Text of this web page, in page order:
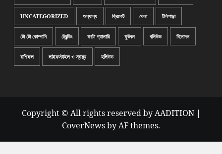
UNCATEGORIZED অন্যান্য ক্রিকেট খেলা টলিপাড়া
টো টো কোম্পানি ট্রেন্ডিং ফটো গ্যালারি ফুটবল বলিউড বিনোদন
রাশিফল লাইফস্টাইল ও স্বাস্থ্য হলিউড
Copyright © All rights reserved by AADITION |
CoverNewsby AF themes.